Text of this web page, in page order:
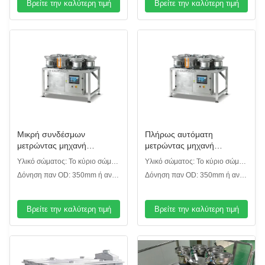
Βρείτε την καλύτερη τιμή Βρείτε την καλύτερη τιμή
Μικρή συνδέσμων
μετρώντας μηχανή
δόνησης γόμφων
συσκευασίας πλαστική
Υλικό σώματος: Το κύριο σώμα
και η επιφάνεια επαφών είναι
Δόνηση παν OD: 350mm ή ανά
Βρείτε την καλύτερη τιμή
Πλήρως αυτόματη
μετρώντας μηχανή
δόνησης προτύπων καψών
Υλικό σώματος: Το κύριο σώμα
και η επιφάνεια επαφών είναι
Δόνηση παν OD: 350mm ή ανά
Βρείτε την καλύτερη τιμή